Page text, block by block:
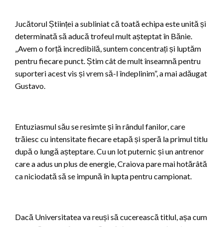
Jucătorul Științei a subliniat că toată echipa este unită și
determinată să aducă trofeul mult așteptat în Bănie.
„Avem o forță incredibilă, suntem concentrați și luptăm
pentru fiecare punct. Știm cât de mult înseamnă pentru
suporteri acest vis și vrem să-l îndeplinim”, a mai adăugat
Gustavo.
Entuziasmul său se resimte și în rândul fanilor, care
trăiesc cu intensitate fiecare etapă și speră la primul titlu
după o lungă așteptare. Cu un lot puternic și un antrenor
care a adus un plus de energie, Craiova pare mai hotărâtă
ca niciodată să se impună în lupta pentru campionat.
Dacă Universitatea va reuși să cucerească titlul, așa cum